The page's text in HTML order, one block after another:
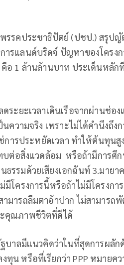
รคประชาธิปัตย์ (ปชป.) สรุปญั
ารแลนด์บริดจ์ ปัญหาของโครง
อ 1 ล้านล้านบาท ประเด็นหลัก
ระยะเวลาเดินเรือจากผ่านช่อ
ความจริง เพราะไม่ได้คำนึงถึง
การประหยัดเวลา ทำให้ต้นทุนสู
บต่อสิ่งแวดล้อม หรือถ้ามีการศึ
รรมด้วยเสียงเอกฉันท์ 3.มายา
โครงการนี้หรือถ้าไม่มีโครงกา
มารถลืมตาอ้าปาก ไม่สามารถ
ะคุณภาพชีวิตที่ดีได้
บาลมีแนวคิดว่าในที่สุดการผลัก
น หรือที่เรียกว่า PPP หมายคว